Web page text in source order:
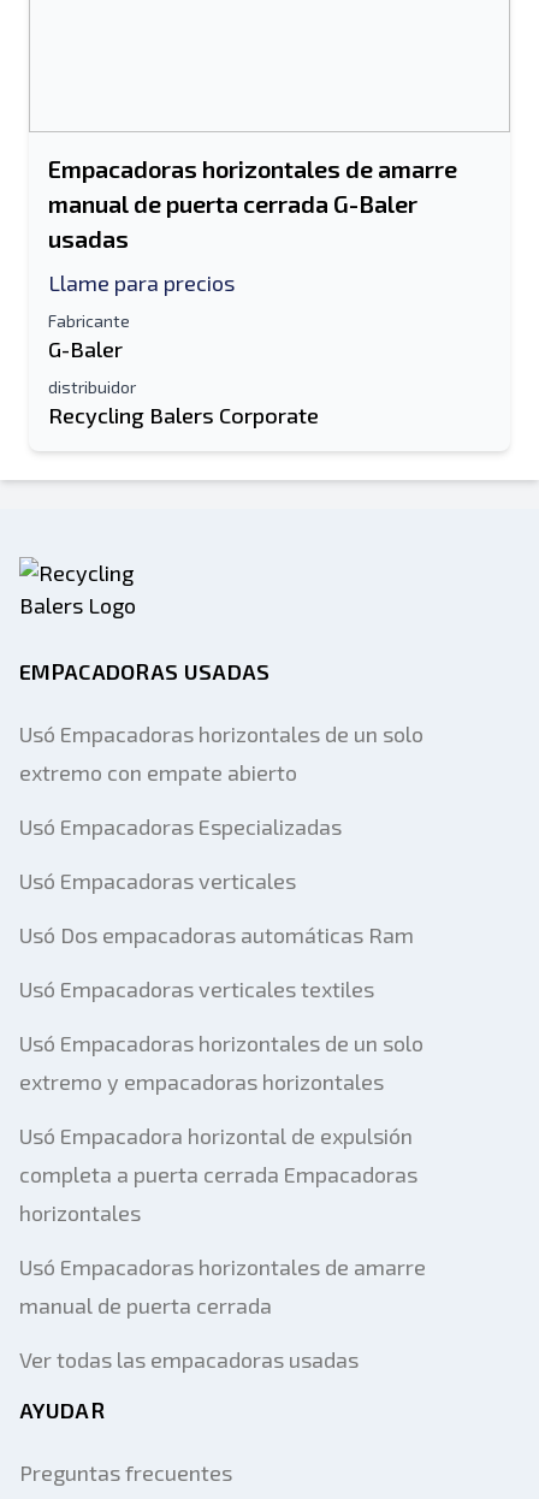
Empacadoras horizontales de amarre
manual de puerta cerrada G-Baler
usadas
Llame para precios
Fabricante
G-Baler
distribuidor
Recycling Balers Corporate
EMPACADORAS USADAS
Usó Empacadoras horizontales de un solo
extremo con empate abierto
Usó Empacadoras Especializadas
Usó Empacadoras verticales
Usó Dos empacadoras automáticas Ram
Usó Empacadoras verticales textiles
Usó Empacadoras horizontales de un solo
extremo y empacadoras horizontales
Usó Empacadora horizontal de expulsión
completa a puerta cerrada Empacadoras
horizontales
Usó Empacadoras horizontales de amarre
manual de puerta cerrada
Ver todas las empacadoras usadas
AYUDAR
Preguntas frecuentes